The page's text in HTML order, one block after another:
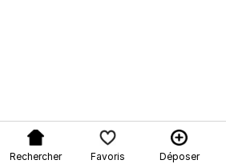
Rechercher Favoris Déposer